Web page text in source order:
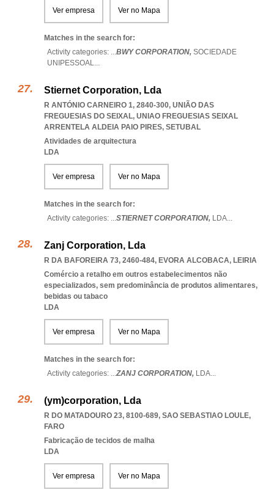
Ver empresa Ver no Mapa
Matches in the search for:
Activity categories: ...BWY CORPORATION, SOCIEDADE
UNIPESSOAL...
Stiernet Corporation, Lda
R ANTÓNIO CARNEIRO 1, 2840-300, UNIÃO DAS
FREGUESIAS DO SEIXAL, UNIAO FREGUESIAS SEIXAL
ARRENTELA ALDEIA PAIO PIRES, SETUBAL
Atividades de arquitectura
LDA
Ver empresa Ver no Mapa
Matches in the search for:
Activity categories: ...STIERNET CORPORATION, LDA...
Zanj Corporation, Lda
R DA BAFOREIRA 73, 2460-484, EVORA ALCOBACA, LEIRIA
Comércio a retalho em outros estabelecimentos não
especializados, sem predominância de produtos alimentares,
bebidas ou tabaco
LDA
Ver empresa Ver no Mapa
Matches in the search for:
Activity categories: ...ZANJ CORPORATION, LDA...
(ym)corporation, Lda
R DO MATADOURO 23, 8100-689, SAO SEBASTIAO LOULE,
FARO
Fabricação de tecidos de malha
LDA
Ver empresa Ver no Mapa